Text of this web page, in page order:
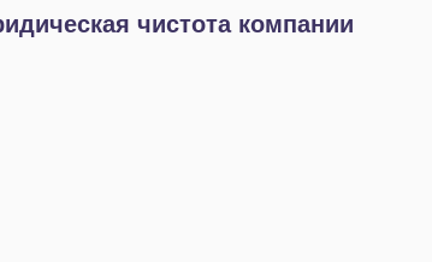
чистота компании